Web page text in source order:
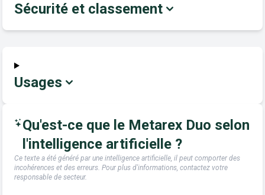
Sécurité et classement
Usages
Qu'est-ce que le Metarex Duo selon
l'intelligence artificielle ?
Ce texte a été généré par une intelligence artificielle, il peut comporter des
incohérences et des erreurs. Pour plus d'informations, contactez votre
responsable de secteur.